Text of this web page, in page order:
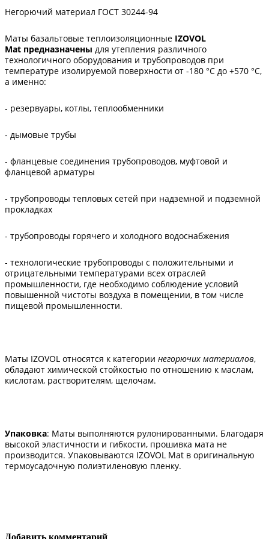
Негорючий материал ГОСТ 30244-94
Маты базальтовые теплоизоляционные IZOVOL
Mat предназначены для утепления различного
технологичного оборудования и трубопроводов при
температуре изолируемой поверхности от -180 °С до +570 °С,
а именно:
- резервуары, котлы, теплообменники
- дымовые трубы
- фланцевые соединения трубопроводов, муфтовой и
фланцевой арматуры
- трубопроводы тепловых сетей при надземной и подземной
прокладках
- трубопроводы горячего и холодного водоснабжения
- технологические трубопроводы с положительными и
отрицательными температурами всех отраслей
промышленности, где необходимо соблюдение условий
повышенной чистоты воздуха в помещении, в том числе
пищевой промышленности.
Маты IZOVOL относятся к категории негорючих материалов,
обладают химической стойкостью по отношению к маслам,
кислотам, растворителям, щелочам.
Упаковка: Маты выполняются рулонированными. Благодаря
высокой эластичности и гибкости, прошивка мата не
производится. Упаковываются IZOVOL Mat в оригинальную
термоусадочную полиэтиленовую пленку.